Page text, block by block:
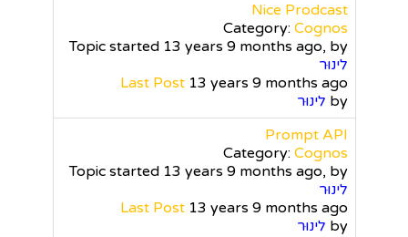
Nice Prodcast
Category: Cognos
Topic started 13 years 9 months ago, by
לינוּר
Last Post 13 years 9 months ago
by לינוּר
Prompt API
Category: Cognos
Topic started 13 years 9 months ago, by
לינוּר
Last Post 13 years 9 months ago
by לינוּר